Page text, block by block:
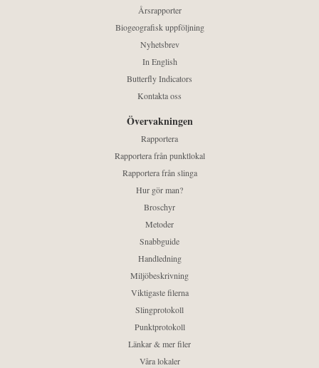
Årsrapporter
Biogeografisk uppföljning
Nyhetsbrev
In English
Butterfly Indicators
Kontakta oss
Övervakningen
Rapportera
Rapportera från punktlokal
Rapportera från slinga
Hur gör man?
Broschyr
Metoder
Snabbguide
Handledning
Miljöbeskrivning
Viktigaste filerna
Slingprotokoll
Punktprotokoll
Länkar & mer filer
Våra lokaler